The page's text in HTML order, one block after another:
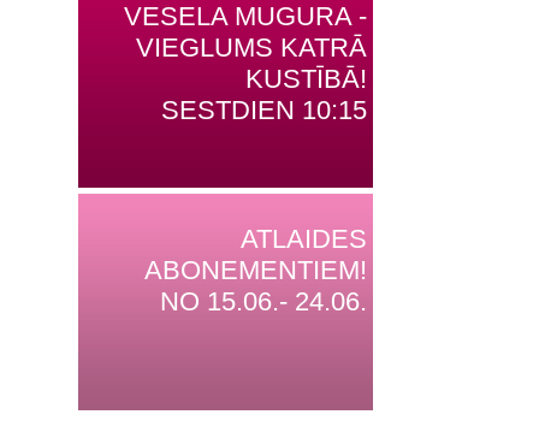
VESELA MUGURA -
VIEGLUMS KATRĀ
KUSTĪBĀ!
SESTDIEN 10:15
ATLAIDES
ABONEMENTIEM!
NO 15.06.- 24.06.